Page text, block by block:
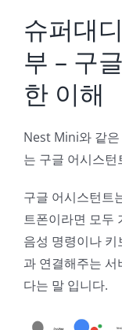
슈퍼대
부 – 구
한 이해
Nest Mini와 같은
는 구글 어시스
구글 어시스턴트
트폰이라면 모두
음성 명령이나
과 연결해주는
다는 말 입니다.